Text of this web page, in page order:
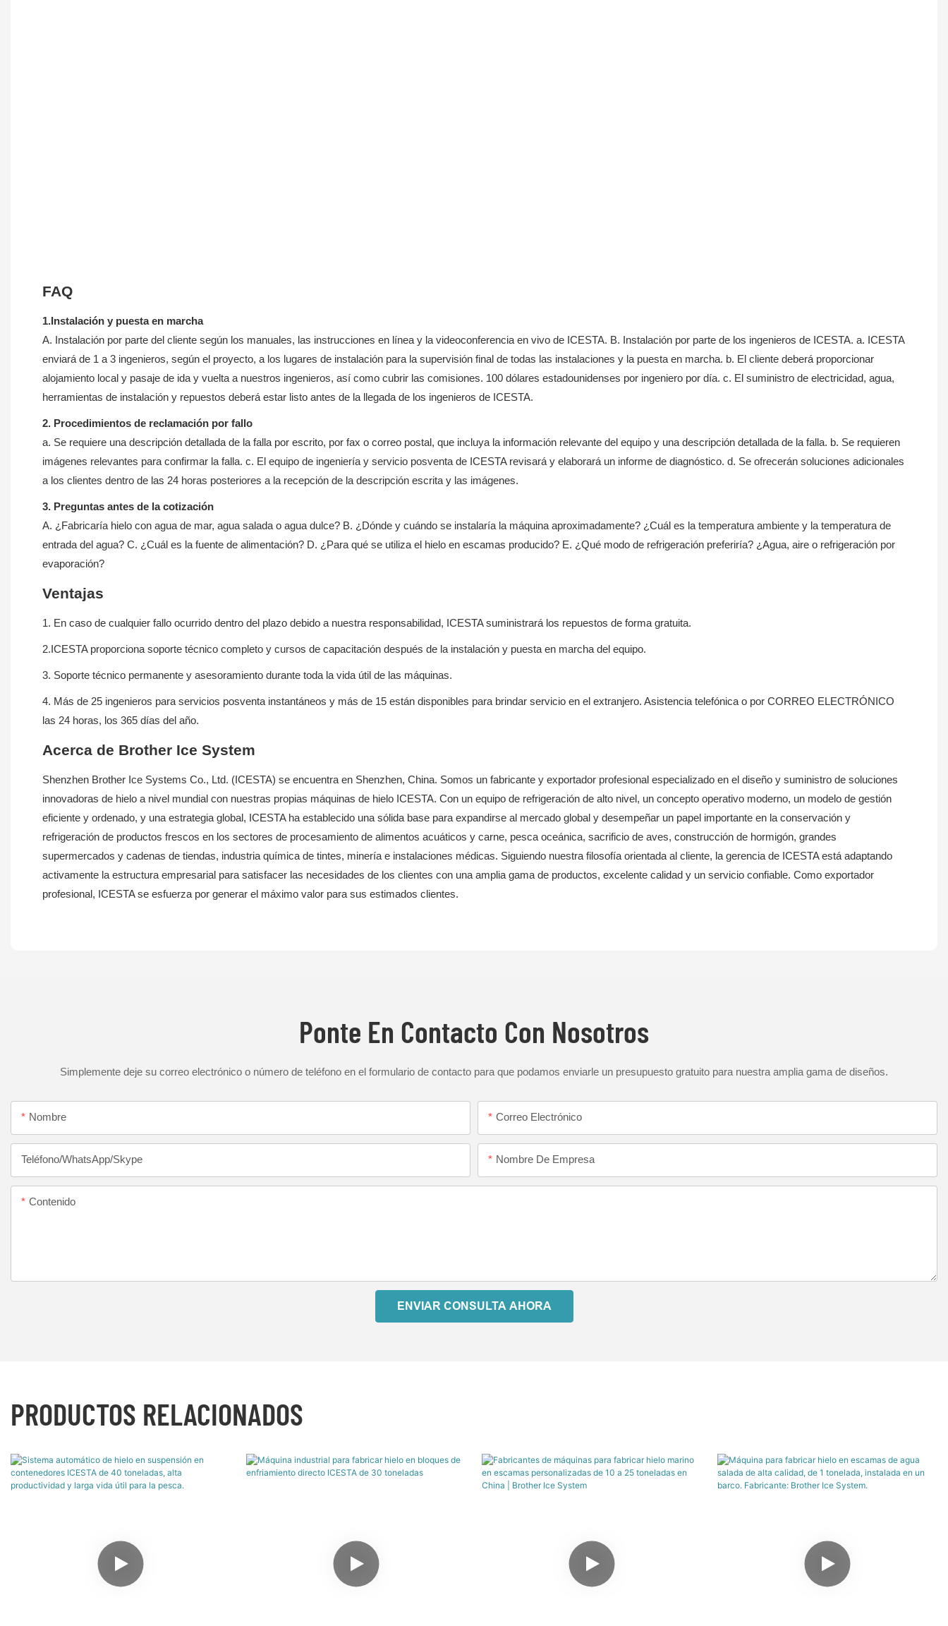
FAQ
1.Instalación y puesta en marcha
A. Instalación por parte del cliente según los manuales, las instrucciones en línea y la videoconferencia en vivo de ICESTA. B. Instalación por parte de los ingenieros de ICESTA. a. ICESTA
enviará de 1 a 3 ingenieros, según el proyecto, a los lugares de instalación para la supervisión final de todas las instalaciones y la puesta en marcha. b. El cliente deberá proporcionar
alojamiento local y pasaje de ida y vuelta a nuestros ingenieros, así como cubrir las comisiones. 100 dólares estadounidenses por ingeniero por día. c. El suministro de electricidad, agua,
herramientas de instalación y repuestos deberá estar listo antes de la llegada de los ingenieros de ICESTA.
2. Procedimientos de reclamación por fallo
a. Se requiere una descripción detallada de la falla por escrito, por fax o correo postal, que incluya la información relevante del equipo y una descripción detallada de la falla. b. Se requieren
imágenes relevantes para confirmar la falla. c. El equipo de ingeniería y servicio posventa de ICESTA revisará y elaborará un informe de diagnóstico. d. Se ofrecerán soluciones adicionales
a los clientes dentro de las 24 horas posteriores a la recepción de la descripción escrita y las imágenes.
3. Preguntas antes de la cotización
A. ¿Fabricaría hielo con agua de mar, agua salada o agua dulce? B. ¿Dónde y cuándo se instalaría la máquina aproximadamente? ¿Cuál es la temperatura ambiente y la temperatura de
entrada del agua? C. ¿Cuál es la fuente de alimentación? D. ¿Para qué se utiliza el hielo en escamas producido? E. ¿Qué modo de refrigeración preferiría? ¿Agua, aire o refrigeración por
evaporación?
Ventajas
1. En caso de cualquier fallo ocurrido dentro del plazo debido a nuestra responsabilidad, ICESTA suministrará los repuestos de forma gratuita.
2.ICESTA proporciona soporte técnico completo y cursos de capacitación después de la instalación y puesta en marcha del equipo.
3. Soporte técnico permanente y asesoramiento durante toda la vida útil de las máquinas.
4. Más de 25 ingenieros para servicios posventa instantáneos y más de 15 están disponibles para brindar servicio en el extranjero. Asistencia telefónica o por CORREO ELECTRÓNICO
las 24 horas, los 365 días del año.
Acerca de Brother Ice System
Shenzhen Brother Ice Systems Co., Ltd. (ICESTA) se encuentra en Shenzhen, China. Somos un fabricante y exportador profesional especializado en el diseño y suministro de soluciones
innovadoras de hielo a nivel mundial con nuestras propias máquinas de hielo ICESTA. Con un equipo de refrigeración de alto nivel, un concepto operativo moderno, un modelo de gestión
eficiente y ordenado, y una estrategia global, ICESTA ha establecido una sólida base para expandirse al mercado global y desempeñar un papel importante en la conservación y
refrigeración de productos frescos en los sectores de procesamiento de alimentos acuáticos y carne, pesca oceánica, sacrificio de aves, construcción de hormigón, grandes
supermercados y cadenas de tiendas, industria química de tintes, minería e instalaciones médicas. Siguiendo nuestra filosofía orientada al cliente, la gerencia de ICESTA está adaptando
activamente la estructura empresarial para satisfacer las necesidades de los clientes con una amplia gama de productos, excelente calidad y un servicio confiable. Como exportador
profesional, ICESTA se esfuerza por generar el máximo valor para sus estimados clientes.
Ponte En Contacto Con Nosotros
Simplemente deje su correo electrónico o número de teléfono en el formulario de contacto para que podamos enviarle un presupuesto gratuito para nuestra amplia gama de diseños.
Nombre Correo Electrónico
Teléfono/WhatsApp/Skype Nombre De Empresa
Contenido
ENVIAR CONSULTA AHORA
PRODUCTOS RELACIONADOS